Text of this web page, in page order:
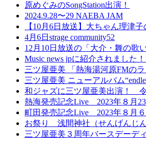
原めぐみのSongStation出演！
2024.9.28〜29 NAEBA JAM
【10月6日放送】大ちゃん理津
4月6日strage community52
12月10日放送の「大介・舞の歌
Music news jpに紹介されまし
三ツ屋亜美 「熱海湯河原FMの
三ツ屋亜美 ニューアルバム
和ジャズに三ツ屋亜美出演！
熱海発売記念Live 2023年８月23
町田発売記念Live 2023年８月６
お祭り 浅間神社（せんげん
三ツ屋亜美３周年バースデーデ